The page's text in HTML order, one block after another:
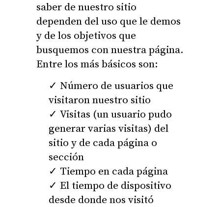
saber de nuestro sitio
dependen del uso que le demos
y de los objetivos que
busquemos con nuestra página.
Entre los más básicos son:
Número de usuarios que
visitaron nuestro sitio
Visitas (un usuario pudo
generar varias visitas) del
sitio y de cada página o
sección
Tiempo en cada página
El tiempo de dispositivo
desde donde nos visitó